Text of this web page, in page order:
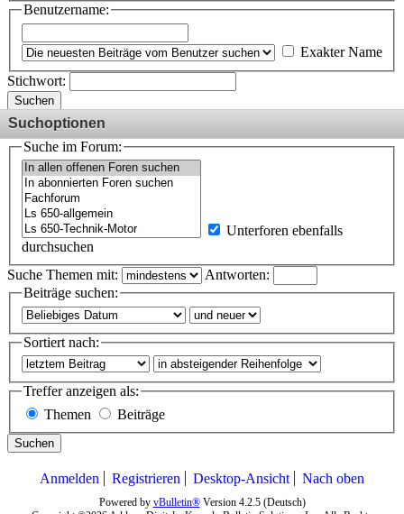
Benutzername:
Exakter Name
Stichwort:
Suchen
Suchoptionen
Suche im Forum:
Unterforen ebenfalls
durchsuchen
Suche Themen mit:
Antworten:
Beiträge suchen:
Sortiert nach:
Treffer anzeigen als:
Themen
Beiträge
Suchen
Anmelden Registrieren Desktop-Ansicht Nach oben
Powered by vBulletin®Version 4.2.5 (Deutsch)